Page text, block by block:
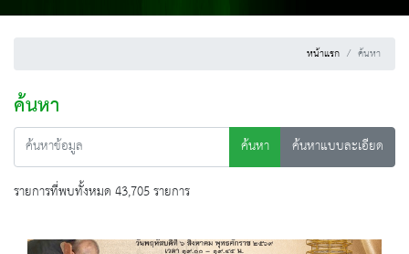
หน้าแรก ค้นหา
ค้นหา
ค้นหา
ค้นหาแบบละเอียด
รายการที่พบทั้งหมด 43,705 รายการ